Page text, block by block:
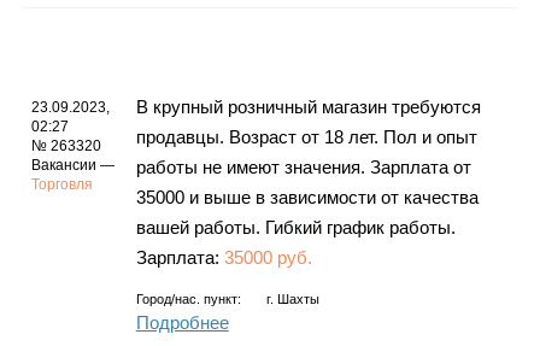
23.09.2023,
02:27
№ 263320
Вакансии —
Торговля
В крупный розничный магазин требуются
продавцы. Возраст от 18 лет. Пол и опыт
работы не имеют значения. Зарплата от
35000 и выше в зависимости от качества
вашей работы. Гибкий график работы.
Зарплата: 35000 руб.
Город/нас. пункт: г. Шахты
Подробнее